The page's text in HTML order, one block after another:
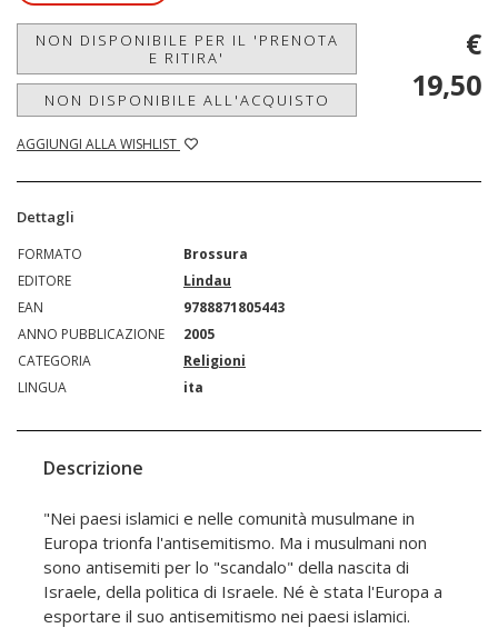
NON DISPONIBILE PER IL 'PRENOTA
E RITIRA'
NON DISPONIBILE ALL'ACQUISTO
AGGIUNGI ALLA WISHLIST
€
19,50
Dettagli
FORMATO
Brossura
EDITORE
Lindau
EAN
9788871805443
ANNO PUBBLICAZIONE
2005
CATEGORIA
Religioni
LINGUA
ita
Descrizione
"Nei paesi islamici e nelle comunità musulmane in
Europa trionfa l'antisemitismo. Ma i musulmani non
sono antisemiti per lo "scandalo" della nascita di
Israele, della politica di Israele. Né è stata l'Europa a
esportare il suo antisemitismo nei paesi islamici.